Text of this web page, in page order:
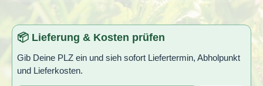
📦 Lieferung & Kosten prüfen
Gib Deine PLZ ein und sieh sofort Liefertermin, Abholpunkt
und Lieferkosten.